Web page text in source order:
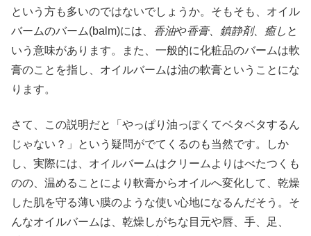
という方も多いのではないでしょうか。そもそも、オイル
バームのバーム(balm)には、 香油や香膏、鎮静剤、癒し と
いう意味があります。また、一般的に化粧品のバームは軟
膏のことを指し、オイルバームは油の軟膏ということにな
ります。
さて、この説明だと「やっぱり油っぽくてベタベタするん
じゃない？」という疑問がでてくるのも当然です。しか
し、実際には、オイルバームはクリームよりはべたつくも
のの、温めることにより軟膏からオイルへ変化して、乾燥
した肌を守る薄い膜のような使い心地になるんだそう。そ
んなオイルバームは、乾燥しがちな目元や唇、手、足、